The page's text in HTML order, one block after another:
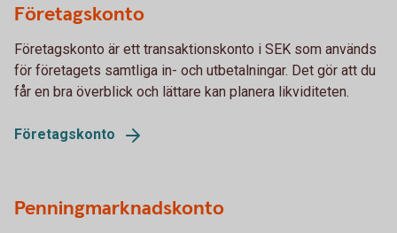
Företagskonto
Företagskonto är ett transaktionskonto i SEK som används
för företagets samtliga in- och utbetalningar. Det gör att du
får en bra överblick och lättare kan planera likviditeten.
Företagskonto
Penningmarknadskonto